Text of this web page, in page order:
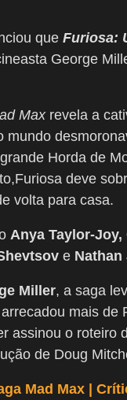
que Furiosa:
George
Max revela a
mundo
Horda de
deve
volta para casa.
Anya Taylor-
e Nathan
Miller, a saga
mais de
assinou o roteiro
de Doug
Mad Max |